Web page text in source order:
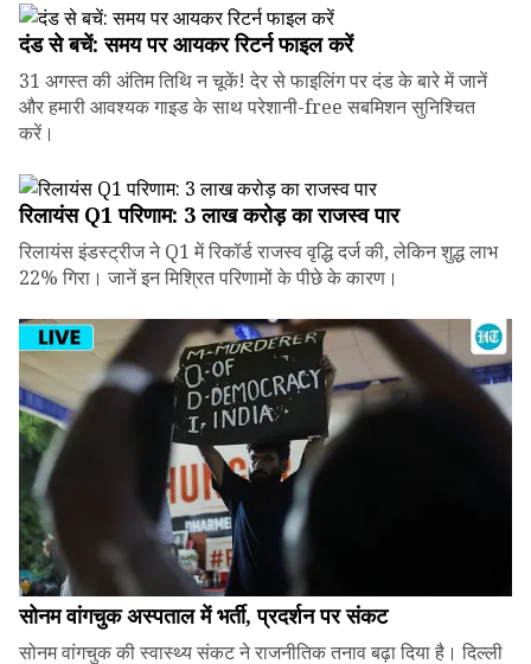
दंड से बचें: समय पर आयकर रिटर्न फाइल करें
31 अगस्त की अंतिम तिथि न चूकें! देर से फाइलिंग पर दंड के बारे में जानें
और हमारी आवश्यक गाइड के साथ परेशानी-free सबमिशन सुनिश्चित
करें।
रिलायंस Q1 परिणाम: ₹3 लाख करोड़ का राजस्व पार
रिलायंस इंडस्ट्रीज ने Q1 में रिकॉर्ड राजस्व वृद्धि दर्ज की, लेकिन शुद्ध लाभ
22% गिरा। जानें इन मिश्रित परिणामों के पीछे के कारण।
सोनम वांगचुक अस्पताल में भर्ती, प्रदर्शन पर संकट
सोनम वांगचुक की स्वास्थ्य संकट ने राजनीतिक तनाव बढ़ा दिया है। दिल्ली